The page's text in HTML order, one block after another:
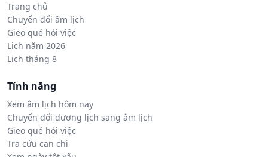
Trang chủ
Chuyển đổi âm lịch
Gieo quẻ hỏi việc
Lịch năm 2026
Lịch tháng 8
Tính năng
Xem âm lịch hôm nay
Chuyển đổi dương lịch sang âm lịch
Gieo quẻ hỏi việc
Tra cứu can chi